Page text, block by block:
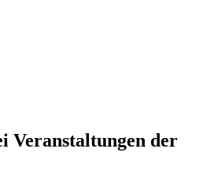
Veranstaltungen der